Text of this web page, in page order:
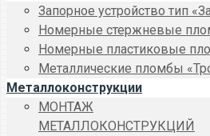
Запорное устройство тип
Номерные стержневые
Номерные пластиковые
Металлические пломбы
Металлоконструкции
МОНТАЖ
МЕТАЛЛОКОНСТРУКЦИЙ